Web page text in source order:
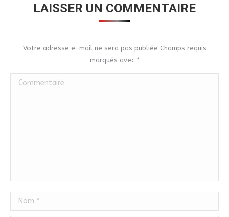
LAISSER UN COMMENTAIRE
Votre adresse e-mail ne sera pas publiée Champs requis
marqués avec *
Commentaire
Nom *